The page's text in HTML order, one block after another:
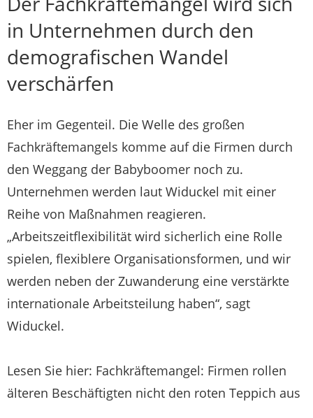
in Unternehmen durch den
demografischen Wandel
verschärfen
Eher im Gegenteil. Die Welle des großen
Fachkräftemangels komme auf die Firmen durch
den Weggang der Babyboomer noch zu.
Unternehmen werden laut Widuckel mit einer
Reihe von Maßnahmen reagieren.
„Arbeitszeitflexibilität wird sicherlich eine Rolle
spielen, flexiblere Organisationsformen, und wir
werden neben der Zuwanderung eine verstärkte
internationale Arbeitsteilung haben“, sagt
Widuckel.
Lesen Sie hier: Fachkräftemangel: Firmen rollen
älteren Beschäftigten nicht den roten Teppich aus